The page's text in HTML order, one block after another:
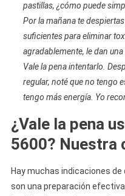
pastillas, ¿cómo puede
Por la mañana te
suficientes para eliminar
agradablemente, le dan
Vale la pena intentarlo.
regular, noté que no tengo
tengo más energía. Yo
¿Vale la pena
5600? Nuestra
Hay muchas indicaciones
son una preparación